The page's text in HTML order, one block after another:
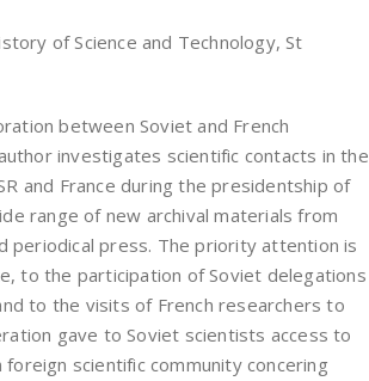
of Science and Technology, St
between Soviet and French
investigates scientific contacts in the
and France during the presidentship of
range of new archival materials from
periodical press. The priority attention is
to the participation of Soviet delegations
to the visits of French researchers to
gave to Soviet scientists access to
scientific community concering